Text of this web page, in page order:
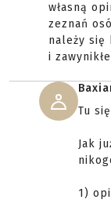
własną
zeznań
należy się
i
Tu
Jak
1)